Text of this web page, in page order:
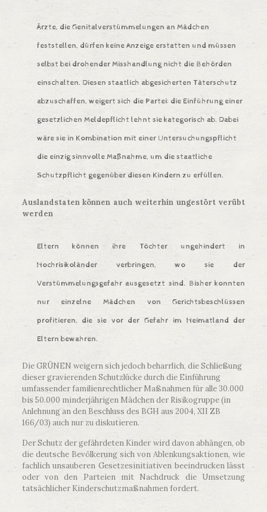
Ärzte, die Genitalverstümmelungen an Mädchen
feststellen, dürfen keine Anzeige erstatten und müssen
selbst bei drohender Misshandlung nicht die Behörden
einschalten. Diesen staatlich abgesicherten Täterschutz
abzuschaffen, weigert sich die Partei: die Einführung einer
gesetzlichen Meldepflicht lehnt sie kategorisch ab. Dabei
wäre sie in Kombination mit einer Untersuchungspflicht
die einzig sinnvolle Maßnahme, um die staatliche
Schutzpflicht gegenüber diesen Kindern zu erfüllen.
Auslandstaten können auch weiterhin ungestört verübt
werden
Eltern können ihre Töchter ungehindert in
Hochrisikoländer verbringen, wo sie der
Verstümmelungsgefahr ausgesetzt sind. Bisher konnten
nur einzelne Mädchen von Gerichtsbeschlüssen
profitieren, die sie vor der Gefahr im Heimatland der
Eltern bewahren.
Die GRÜNEN weigern sich jedoch beharrlich, die Schließung
dieser gravierenden Schutzlücke durch die Einführung
umfassender familienrechtlicher Maßnahmen für alle 30.000
bis 50.000 minderjährigen Mädchen der Risikogruppe (in
Anlehnung an den Beschluss des BGH aus 2004, XII ZB
166/03) auch nur zu diskutieren.
Der Schutz der gefährdeten Kinder wird davon abhängen, ob
die deutsche Bevölkerung sich von Ablenkungsaktionen, wie
fachlich unsauberen Gesetzesinitiativen beeindrucken lässt
oder von den Parteien mit Nachdruck die Umsetzung
tatsächlicher Kinderschutzmaßnahmen fordert.